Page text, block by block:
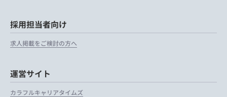
採用担当者向け
求人掲載をご検討の方へ
運営サイト
カラフルキャリアタイムズ